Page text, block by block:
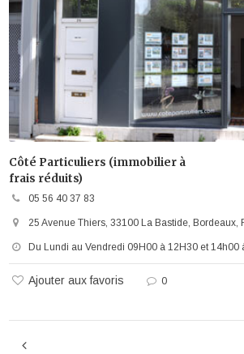
Côté Particuliers (immobilier à
frais réduits)
05 56 40 37 83
25 Avenue Thiers, 33100 La Bastide, Bordeaux,
Du Lundi au Vendredi 09H00 à 12H30 et 14h00
Ajouter aux favoris 0